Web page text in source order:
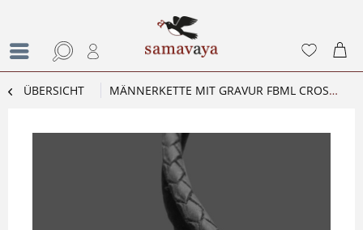
ÜBERSICHT MÄNNERKETTE MIT GRAVUR FBML CROSS 2.0 LEDERSCHMUCK HERREN SILBER LEDERBAND